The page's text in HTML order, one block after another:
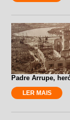
Padre Arrupe,
LER MAIS